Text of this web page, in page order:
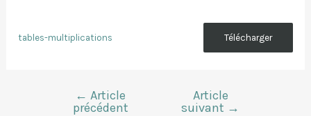
tables-multiplications Télécharger
Navigation
← Article
précédent
Article
suivant →